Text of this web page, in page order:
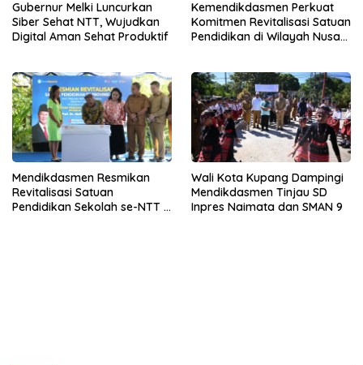
Gubernur Melki Luncurkan
Siber Sehat NTT, Wujudkan
Digital Aman Sehat Produktif
Kemendikdasmen Perkuat
Komitmen Revitalisasi Satuan
Pendidikan di Wilayah Nusa
Mendikdasmen Resmikan
Revitalisasi Satuan
Pendidikan Sekolah se-NTT :
Wali Kota Kupang Dampingi
Mendikdasmen Tinjau SD
Inpres Naimata dan SMAN 9